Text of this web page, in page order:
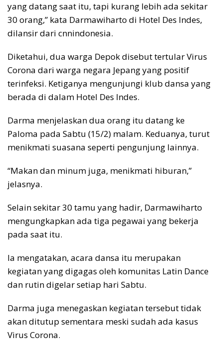
yang datang saat itu, tapi kurang lebih ada sekitar
30 orang,” kata Darmawiharto di Hotel Des Indes,
dilansir dari cnnindonesia.
Diketahui, dua warga Depok disebut tertular Virus
Corona dari warga negara Jepang yang positif
terinfeksi. Ketiganya mengunjungi klub dansa yang
berada di dalam Hotel Des Indes.
Darma menjelaskan dua orang itu datang ke
Paloma pada Sabtu (15/2) malam. Keduanya, turut
menikmati suasana seperti pengunjung lainnya.
“Makan dan minum juga, menikmati hiburan,”
jelasnya.
Selain sekitar 30 tamu yang hadir, Darmawiharto
mengungkapkan ada tiga pegawai yang bekerja
pada saat itu.
Ia mengatakan, acara dansa itu merupakan
kegiatan yang digagas oleh komunitas Latin Dance
dan rutin digelar setiap hari Sabtu.
Darma juga menegaskan kegiatan tersebut tidak
akan ditutup sementara meski sudah ada kasus
Virus Corona.